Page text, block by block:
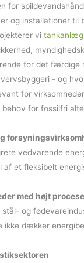
for
og installationer til
vi tankanlæg
for det færdige
- og
for
for fossilfri
vedvarende
af et fleksibelt
med højt
og
ikke dækker